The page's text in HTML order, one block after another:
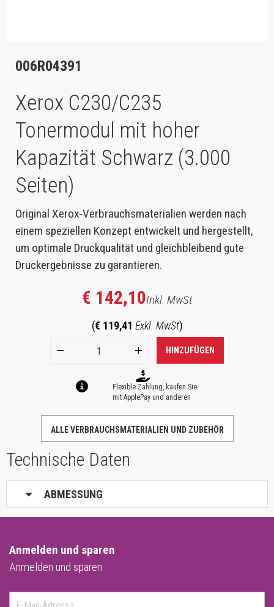
006R04391
Xerox C230/C235
Tonermodul mit hoher
Kapazität Schwarz (3.000
Seiten)
Original Xerox-Verbrauchsmaterialien werden nach
einem speziellen Konzept entwickelt und hergestellt,
um optimale Druckqualität und gleichbleibend gute
Druckergebnisse zu garantieren.
€ 142,10Inkl. MwSt
(€ 119,41 Exkl. MwSt)
HINZUFÜGEN
Flexible Zahlung, kaufen Sie
mit ApplePay und anderen
ALLE VERBRAUCHSMATERIALIEN UND ZUBEHÖR
Technische Daten
ABMESSUNG
Anmelden und sparen
Anmelden und sparen